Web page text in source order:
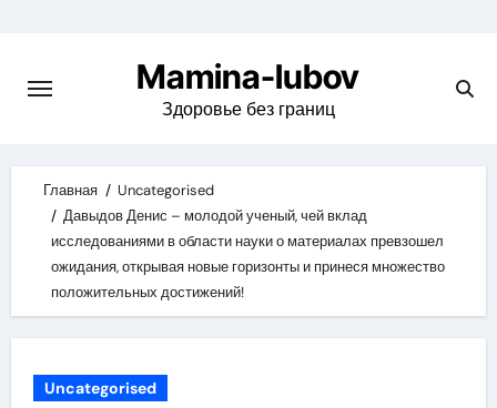
content
Mamina-lubov
Здоровье без границ
Главная
Uncategorised
Давыдов Денис – молодой ученый, чей вклад
исследованиями в области науки о материалах превзошел
ожидания, открывая новые горизонты и принеся множество
положительных достижений!
Uncategorised